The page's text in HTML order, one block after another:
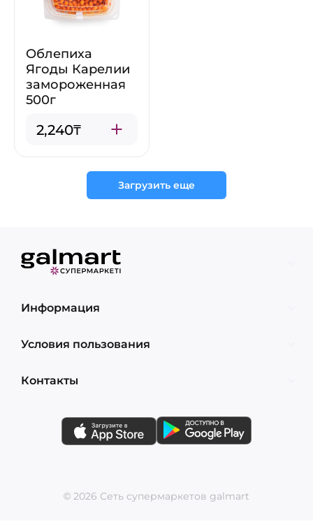
Облепиха
Ягоды Карелии
замороженная
500г
2,240₸
Загрузить еще
Информация
Условия пользования
Контакты
© 2026 Сеть супермаркетов galmart